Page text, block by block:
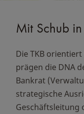
Mit Schub
Die TKB
prägen die DNA
Bankrat
strategische
Geschäftsleitung